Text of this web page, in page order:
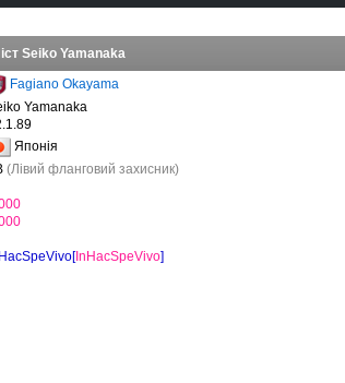
Seiko Yamanaka
Fagiano Okayama
Yamanaka
Японія
(Лівий фланговий захисник)
InHacSpeVivo]